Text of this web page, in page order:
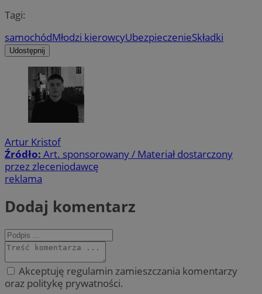
Tagi:
samochódMłodzi kierowcyUbezpieczenieSkładki
Udostępnij
Artur Kristof
Źródło: Art. sponsorowany / Materiał dostarczony
przez zleceniodawcę
reklama
Dodaj komentarz
Akceptuję regulamin zamieszczania komentarzy
oraz politykę prywatności.